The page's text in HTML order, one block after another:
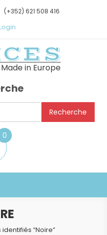
(+352) 621 508 416
in Europe
Recherche
0
item
“Noire”